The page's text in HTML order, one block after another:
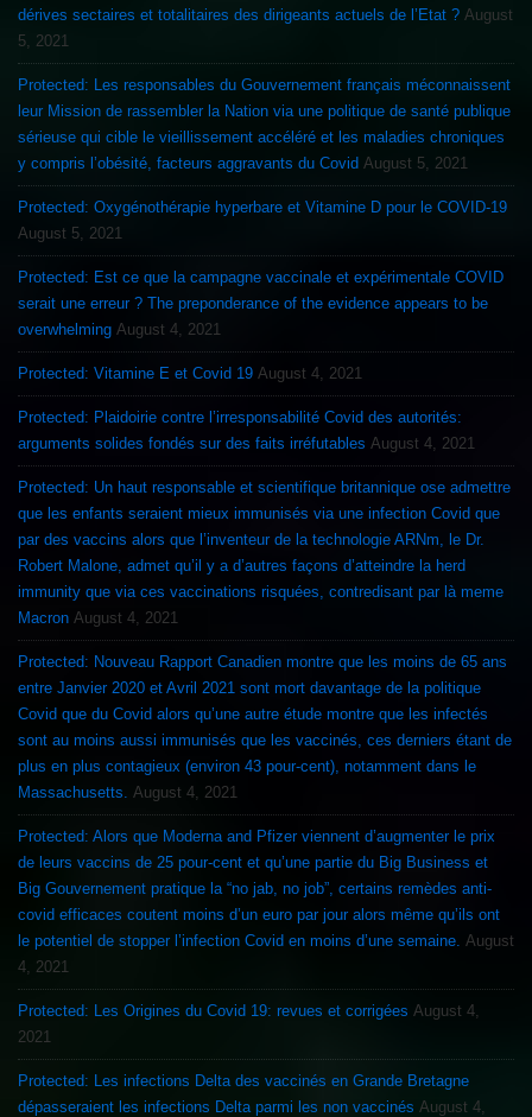
dérives sectaires et totalitaires des dirigeants actuels de l’Etat ? August
5, 2021
Protected: Les responsables du Gouvernement français méconnaissent
leur Mission de rassembler la Nation via une politique de santé publique
sérieuse qui cible le vieillissement accéléré et les maladies chroniques
y compris l’obésité, facteurs aggravants du Covid August 5, 2021
Protected: Oxygénothérapie hyperbare et Vitamine D pour le COVID-19
August 5, 2021
Protected: Est ce que la campagne vaccinale et expérimentale COVID
serait une erreur ? The preponderance of the evidence appears to be
overwhelming August 4, 2021
Protected: Vitamine E et Covid 19 August 4, 2021
Protected: Plaidoirie contre l’irresponsabilité Covid des autorités:
arguments solides fondés sur des faits irréfutables August 4, 2021
Protected: Un haut responsable et scientifique britannique ose admettre
que les enfants seraient mieux immunisés via une infection Covid que
par des vaccins alors que l’inventeur de la technologie ARNm, le Dr.
Robert Malone, admet qu’il y a d’autres façons d’atteindre la herd
immunity que via ces vaccinations risquées, contredisant par là meme
Macron August 4, 2021
Protected: Nouveau Rapport Canadien montre que les moins de 65 ans
entre Janvier 2020 et Avril 2021 sont mort davantage de la politique
Covid que du Covid alors qu’une autre étude montre que les infectés
sont au moins aussi immunisés que les vaccinés, ces derniers étant de
plus en plus contagieux (environ 43 pour-cent), notamment dans le
Massachusetts.
August 4, 2021
Protected: Alors que Moderna and Pfizer viennent d’augmenter le prix
de leurs vaccins de 25 pour-cent et qu’une partie du Big Business et
Big Gouvernement pratique la “no jab, no job”, certains remèdes anti-
covid efficaces coutent moins d’un euro par jour alors même qu’ils ont
le potentiel de stopper l’infection Covid en moins d’une semaine. August
4, 2021
Protected: Les Origines du Covid 19: revues et corrigées August 4,
2021
Protected: Les infections Delta des vaccinés en Grande Bretagne
dépasseraient les infections Delta parmi les non vaccinés August 4,